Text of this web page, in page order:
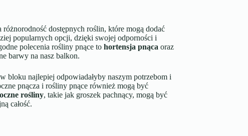
dostępnych roślin, które mogą dodać
popularnych opcji, dzięki swojej odporności i
polecenia rośliny pnące to hortensja pnąca oraz
barwy na nasz balkon.
bloku najlepiej odpowiadałyby naszym potrzebom i
pnącza i rośliny pnące również mogą być
rośliny, takie jak groszek pachnący, mogą być
całość.